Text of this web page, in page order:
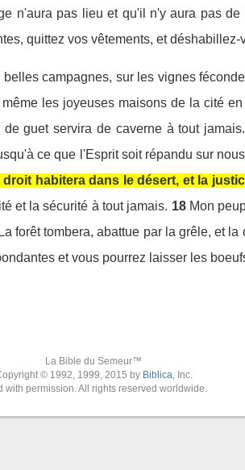
n'aura pas lieu et qu'il n'y aura pas de
quittez vos vêtements, et
campagnes, sur les vignes
les joyeuses maisons de la cité en
guet servira de caverne à tout
ce que l'Esprit soit répandu sur
droit habitera dans le désert, et la
et la sécurité à tout jamais. 18 Mon
La forêt tombera, abattue par la grêle, et
et vous pourrez laisser les
La Bible du Semeur™
© 1992, 1999, 2015 by Biblica, Inc.
with permission. All rights reserved worldwide.